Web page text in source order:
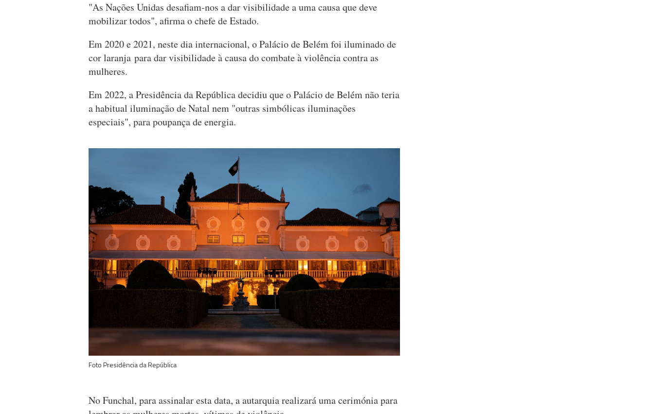
"As Nações Unidas desafiam-nos a dar visibilidade a uma causa que deve
mobilizar todos", afirma o chefe de Estado.
Em 2020 e 2021, neste dia internacional, o Palácio de Belém foi iluminado de
cor laranja para dar visibilidade à causa do combate à violência contra as
mulheres.
Em 2022, a Presidência da República decidiu que o Palácio de Belém não teria
a habitual iluminação de Natal nem "outras simbólicas iluminações
especiais", para poupança de energia.
Foto Presidência da República
No Funchal, para assinalar esta data, a autarquia realizará uma cerimónia para